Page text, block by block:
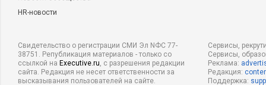
HR-новости
Свидетельство о регистрации СМИ Эл NФС 77-
38751. Републикация материалов - только со
ссылкой на Executive.ru, с разрешения редакции
сайта. Редакция не несет ответственности за
высказывания пользователей на сайте.
Сервисы,
Сервисы,
Реклама:
Редакция:
Поддержка: